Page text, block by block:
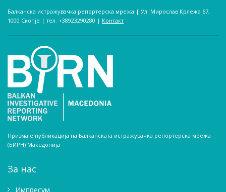
Балканска истражувачка репортерска мрежа | Ул. Мирослав Крлежа 67,
1000 Скопје | тел. +38923290280­ | Контакт
Призма е публикација на Балканската истражувачка репортерска мрежа
(БИРН) Македонија
За нас
Импресум